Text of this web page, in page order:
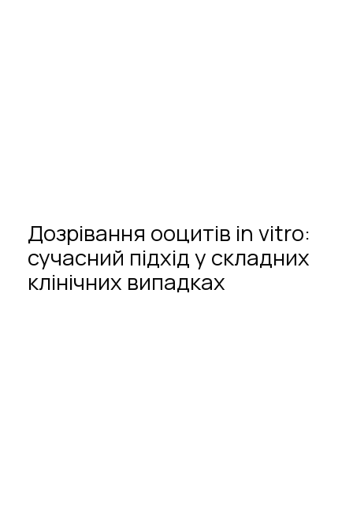
Дозрівання ооцитів in vitro:
сучасний підхіду складних
клінічних випадках